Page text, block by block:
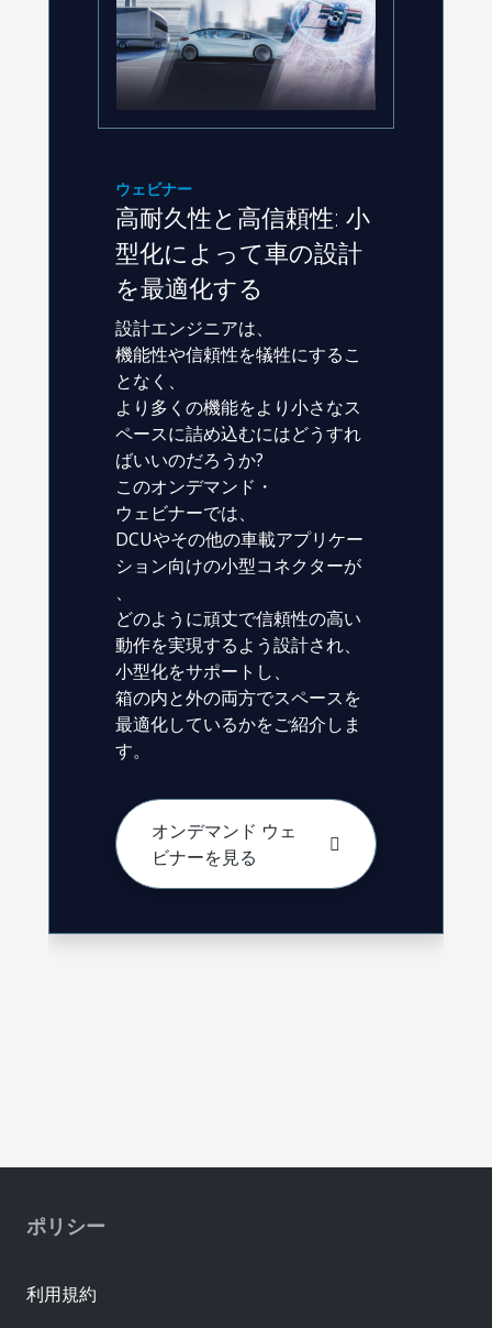
ウェビナー
高耐久性と高信頼性: 小
型化によって車の設計
を最適化する
設計エンジニアは、
機能性や信頼性を犠牲にするこ
となく、
より多くの機能をより小さなス
ペースに詰め込むにはどうすれ
ばいいのだろうか?
このオンデマンド・
ウェビナーでは、
DCUやその他の車載アプリケー
ション向けの小型コネクターが
、
どのように頑丈で信頼性の高い
動作を実現するよう設計され、
小型化をサポートし、
箱の内と外の両方でスペースを
最適化しているかをご紹介しま
す。
オンデマンド ウェ
ビナーを見る
ポリシー
利用規約